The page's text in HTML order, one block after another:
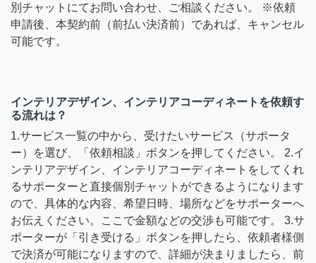
別チャットにてお問い合わせ、ご相談ください。 ※依頼
申請後、本契約前（前払い決済前）であれば、キャンセル
可能です。
インテリアデザイン、インテリアコーディネートを依頼す
る流れは？
1.サービス一覧の中から、受けたいサービス（サポータ
ー）を選び、「依頼相談」ボタンを押してください。 2.イ
ンテリアデザイン、インテリアコーディネートをしてくれ
るサポーターと直接個別チャットができるようになります
ので、具体的な内容、希望日時、場所などをサポーターへ
お伝えください。ここで金額などの交渉も可能です。 3.サ
ポーターが「引き受ける」ボタンを押したら、依頼者様側
で決済が可能になりますので、詳細が決まりましたら、前